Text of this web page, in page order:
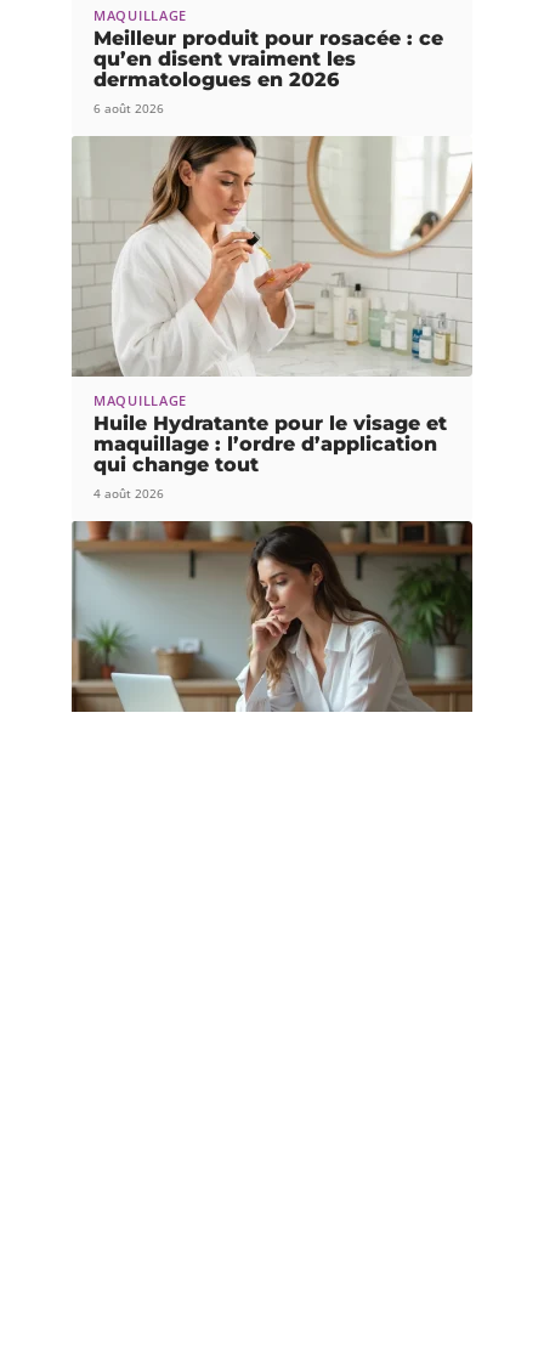
MAQUILLAGE
Meilleur produit pour rosacée : ce
qu’en disent vraiment les
dermatologues en 2026
6 août 2026
MAQUILLAGE
Huile Hydratante pour le visage et
maquillage : l’ordre d’application
qui change tout
4 août 2026